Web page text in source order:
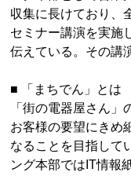
収集に長けており、
セミナー講演を実施
伝えている。その講
■ 「まちでん」とは
「街の電器屋さん」
お客様の要望にきめ
なることを目指して
ング本部ではIT情報